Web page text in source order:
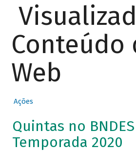
Conteúdo
Web
Ações
Quintas no
Temporada 2020